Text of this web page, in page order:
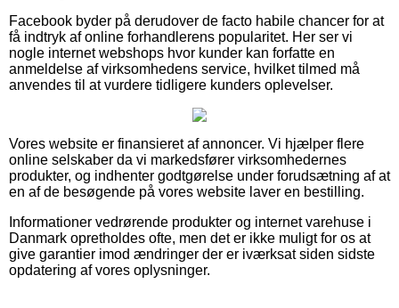
Facebook byder på derudover de facto habile chancer for at
få indtryk af online forhandlerens popularitet. Her ser vi
nogle internet webshops hvor kunder kan forfatte en
anmeldelse af virksomhedens service, hvilket tilmed må
anvendes til at vurdere tidligere kunders oplevelser.
Vores website er finansieret af annoncer. Vi hjælper flere
online selskaber da vi markedsfører virksomhedernes
produkter, og indhenter godtgørelse under forudsætning af at
en af de besøgende på vores website laver en bestilling.
Informationer vedrørende produkter og internet varehuse i
Danmark opretholdes ofte, men det er ikke muligt for os at
give garantier imod ændringer der er iværksat siden sidste
opdatering af vores oplysninger.